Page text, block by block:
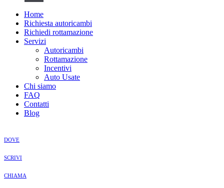
Home
Richiesta autoricambi
Richiedi rottamazione
Servizi
Autoricambi
Rottamazione
Incentivi
Auto Usate
Chi siamo
FAQ
Contatti
Blog
DOVE
SCRIVI
CHIAMA